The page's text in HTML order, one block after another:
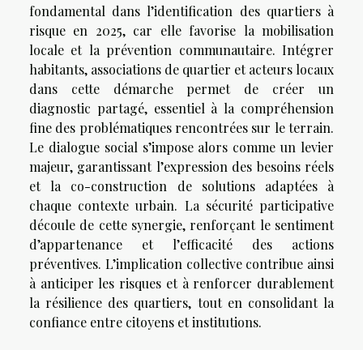
fondamental dans l’identification des quartiers à
risque en 2025, car elle favorise la mobilisation
locale et la prévention communautaire. Intégrer
habitants, associations de quartier et acteurs locaux
dans cette démarche permet de créer un
diagnostic partagé, essentiel à la compréhension
fine des problématiques rencontrées sur le terrain.
Le dialogue social s’impose alors comme un levier
majeur, garantissant l’expression des besoins réels
et la co-construction de solutions adaptées à
chaque contexte urbain. La sécurité participative
découle de cette synergie, renforçant le sentiment
d’appartenance et l’efficacité des actions
préventives. L’implication collective contribue ainsi
à anticiper les risques et à renforcer durablement
la résilience des quartiers, tout en consolidant la
confiance entre citoyens et institutions.